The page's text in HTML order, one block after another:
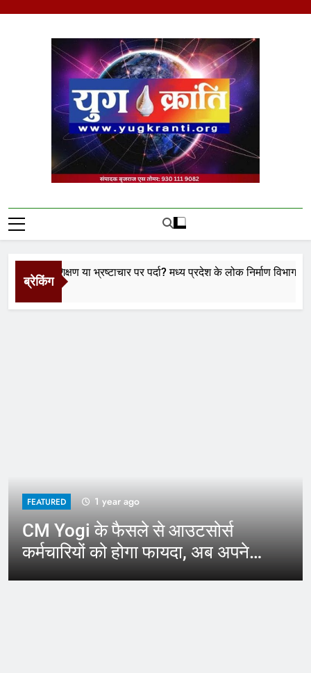
Yug Kranti | Trusted
News Portal
ब्रेकिंग
प्रशिक्षण या भ्रष्टाचार पर पर्दा? मध्य प्रदेश के लोक निर्माण विभाग पर उठे बड़े
FEATURED 1 year ago
CM Yogi के फैसले से आउटसोर्स
कर्मचारियों को होगा फायदा, अब अपने
जिले में कर सकेंगे काम